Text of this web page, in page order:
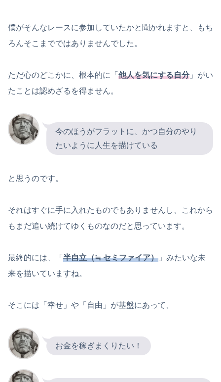
僕がそんなレースに参加していたかと聞かれますと、もち
ろんそこまでではありませんでした。
ただ心のどこかに、根本的に「 他人を気にする自分」がい
たことは認めざるを得ません。
今のほうがフラットに、かつ自分のやり
たいように人生を描けている
と思うのです。
それはすぐに手に入れたものでもありませんし、これから
もまだ追い続けてゆくものなのだと思っています。
最終的には、「 半自立（≒ セミファイア） 」みたいな未
来を描いていますね。
そこには「幸せ」や「自由」が基盤にあって、
お金を稼ぎまくりたい！